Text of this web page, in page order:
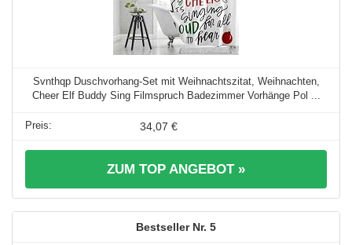
Svnthqp Duschvorhang-Set mit Weihnachtszitat, Weihnachten,
Cheer Elf Buddy Sing Filmspruch Badezimmer Vorhänge Pol ...
34,07 €
ZUM TOP ANGEBOT »
5